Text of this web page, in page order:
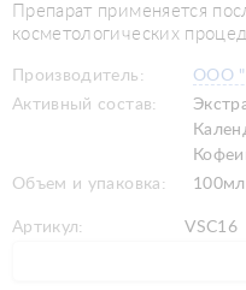
Препарат применяется
косметологических
Производитель:
ООО
Активный состав:
Объем и упаковка:
100мл
Артикул: VSC16